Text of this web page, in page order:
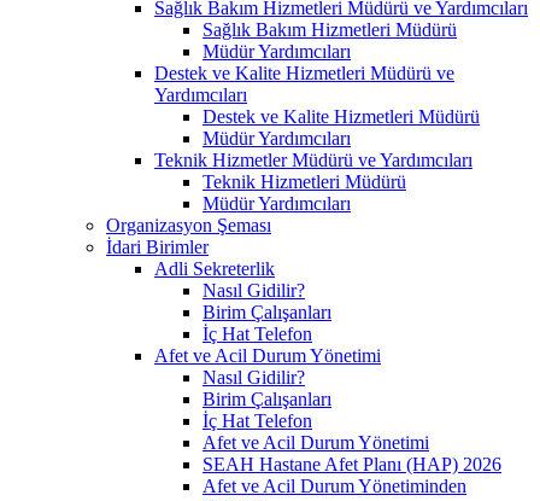
Sağlık Bakım Hizmetleri Müdürü ve Yardımcıları
Sağlık Bakım Hizmetleri Müdürü
Müdür Yardımcıları
Destek ve Kalite Hizmetleri Müdürü ve
Yardımcıları
Destek ve Kalite Hizmetleri Müdürü
Müdür Yardımcıları
Teknik Hizmetler Müdürü ve Yardımcıları
Teknik Hizmetleri Müdürü
Müdür Yardımcıları
Organizasyon Şeması
İdari Birimler
Adli Sekreterlik
Nasıl Gidilir?
Birim Çalışanları
İç Hat Telefon
Afet ve Acil Durum Yönetimi
Nasıl Gidilir?
Birim Çalışanları
İç Hat Telefon
Afet ve Acil Durum Yönetimi
SEAH Hastane Afet Planı (HAP) 2026
Afet ve Acil Durum Yönetiminden